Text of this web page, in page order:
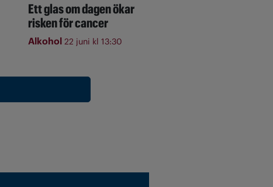
Ett glas om dagen ökar
risken för cancer
Alkohol 22 juni kl 13:30